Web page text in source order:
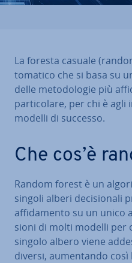
La foresta casuale
to­ma­ti­co che si basa su
delle me­to­do­lo­gie più
par­ti­co­la­re, per chi è agli
modelli di successo.
Che cos’è
Random forest è un
singoli alberi de­ci­sio­na­li
af­fi­da­men­to su un unico
sio­ni di molti modelli per
singolo albero viene
diversi, au­men­tan­do così